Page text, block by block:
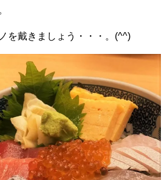
を戴きましょう・・・。(^^)